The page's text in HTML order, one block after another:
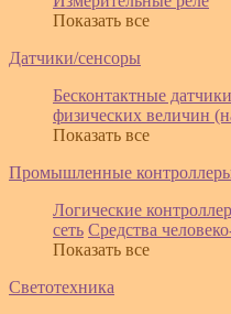
Показать все
Датчики/сенсоры
Бесконтактные датчики
физических величин
Показать все
Промышленные контроллеры
Логические
сеть Средства
Показать все
Светотехника